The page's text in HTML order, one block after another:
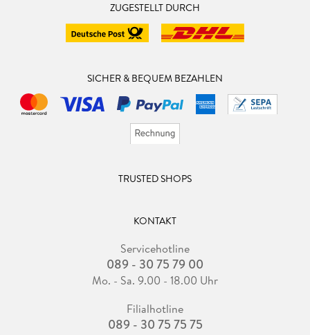
ZUGESTELLT DURCH
SICHER & BEQUEM BEZAHLEN
TRUSTED SHOPS
KONTAKT
Servicehotline
089 - 30 75 79 00
Mo. - Sa. 9.00 - 18.00 Uhr
Filialhotline
089 - 30 75 75 75